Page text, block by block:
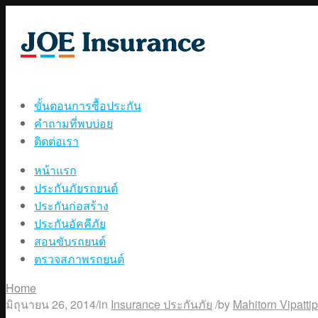
ขั้นตอนการซื้อประกัน
คำถามที่พบบ่อย
ติดต่อเรา
หน้าแรก
ประกันภัยรถยนต์
ประกันก่อสร้าง
ประกันอัคคีภัย
สอนขับรถยนต์
ตรวจสภาพรถยนต์
Home
มิถุนายน 26, 2014/in Insurance ประกันภัย /by Mahitorn